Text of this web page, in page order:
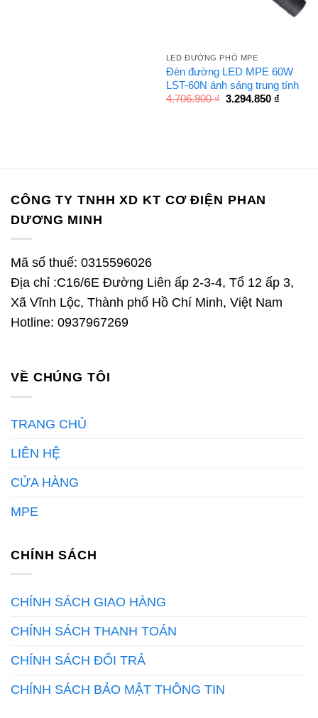
LED ĐƯỜNG PHỐ MPE
Đèn đường LED MPE 60W
LST-60N ánh sáng trung tính
4.706.900₫ Giá
3.294.850 ₫
CÔNG TY TNHH XD KT CƠ ĐIỆN PHAN
DƯƠNG MINH
Mã số thuế: 0315596026
Địa chỉ :C16/6E Đường Liên ấp 2-3-4, Tổ 12 ấp 3,
Xã Vĩnh Lộc, Thành phố Hồ Chí Minh, Việt Nam
Hotline: 0937967269
VỀ CHÚNG TÔI
TRANG CHỦ
LIÊN HỆ
CỬA HÀNG
MPE
CHÍNH SÁCH
CHÍNH SÁCH GIAO HÀNG
CHÍNH SÁCH THANH TOÁN
CHÍNH SÁCH ĐỔI TRẢ
CHÍNH SÁCH BẢO MẬT THÔNG TIN